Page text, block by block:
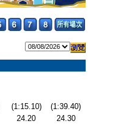
(1:15.10)
(1:39.40)
24.20
24.30